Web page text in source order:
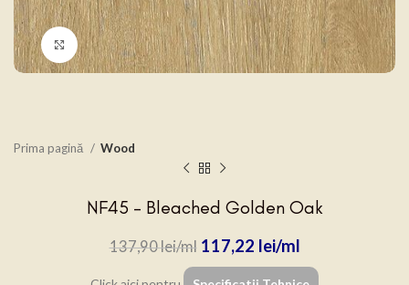
Click to enlarge
Prima pagină Wood
NF45 – Bleached Golden Oak
137,90lei 117,22 lei